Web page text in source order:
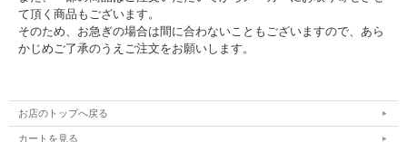
て頂く商品もございます。
そのため、お急ぎの場合は間に合わないこともございますので、あら
かじめご了承のうえご注文をお願いします。
お店のトップへ戻る
カートを見る